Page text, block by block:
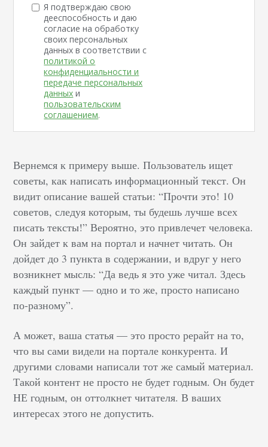
Я подтверждаю свою
дееспособность и даю
согласие на обработку
своих персональных
данных в соответствии с
политикой о
конфиденциальности и
передаче персональных
данных и
пользовательским
соглашением.
Вернемся к примеру выше. Пользователь ищет
советы, как написать информационный текст. Он
видит описание вашей статьи: “Прочти это! 10
советов, следуя которым, ты будешь лучше всех
писать тексты!” Вероятно, это привлечет человека.
Он зайдет к вам на портал и начнет читать. Он
дойдет до 3 пункта в содержании, и вдруг у него
возникнет мысль: “Да ведь я это уже читал. Здесь
каждый пункт — одно и то же, просто написано
по-разному”.
А может, ваша статья — это просто рерайт на то,
что вы сами видели на портале конкурента. И
другими словами написали тот же самый материал.
Такой контент не просто не будет годным. Он будет
НЕ годным, он оттолкнет читателя. В ваших
интересах этого не допустить.